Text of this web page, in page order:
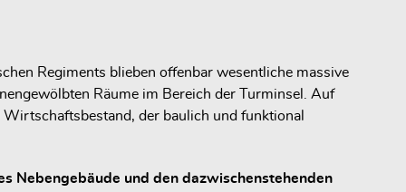
Regiments blieben offenbar wesentliche massive
Räume im Bereich der Turminsel. Auf
der baulich und funktional
Nebengebäude und den dazwischenstehenden